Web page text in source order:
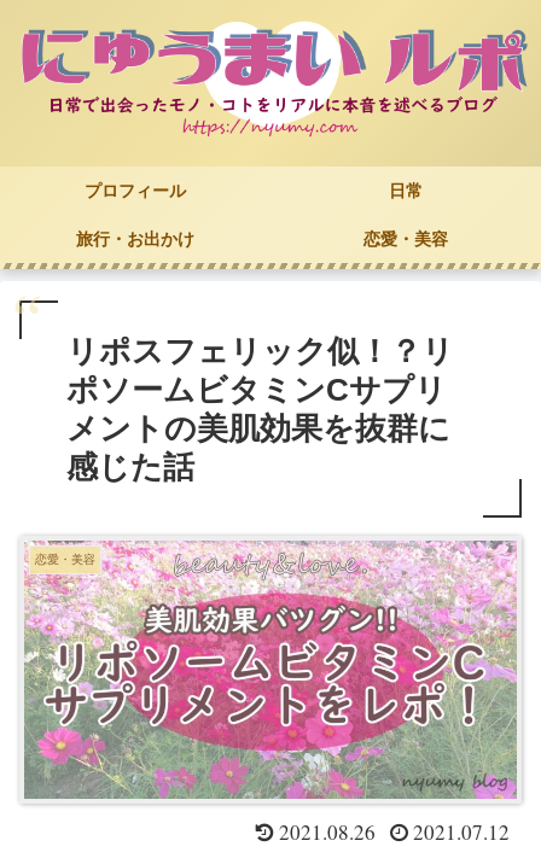
プロフィール 日常
旅行・お出かけ 恋愛・美容
リポスフェリック似！？リ
ポソームビタミンCサプリ
メントの美肌効果を抜群に
感じた話
恋愛・美容
2021.08.26 2021.07.12